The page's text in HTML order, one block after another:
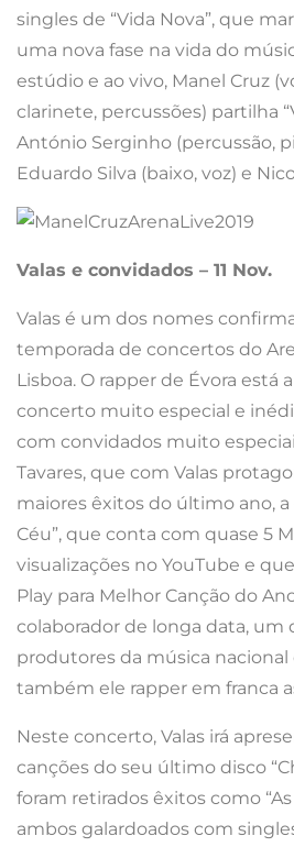
singles de “Vida Nova”, que
uma nova fase na vida do
estúdio e ao vivo, Manel Cruz
clarinete, percussões) partilha
António Serginho (percussão,
Eduardo Silva (baixo, voz) e
Valas e convidados – 11 Nov.
Valas é um dos nomes
temporada de concertos do
Lisboa. O rapper de Évora está
concerto muito especial e
com convidados muito
Tavares, que com Valas
maiores êxitos do último ano, a
Céu”, que conta com quase 5
visualizações no YouTube e
Play para Melhor Canção do
colaborador de longa data, um
produtores da música nacional
também ele rapper em franca
Neste concerto, Valas irá
canções do seu último disco
foram retirados êxitos como “As
ambos galardoados com